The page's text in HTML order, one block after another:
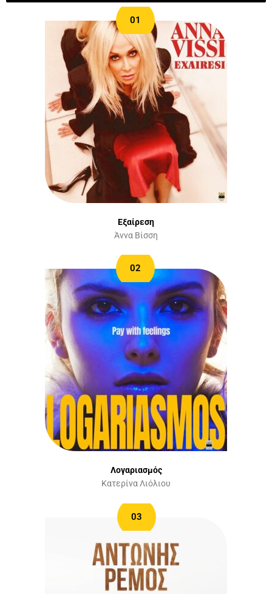
01
Εξαίρεση
Άννα Βίσση
Λογαριασμός
Κατερίνα Λιόλιου
02
03